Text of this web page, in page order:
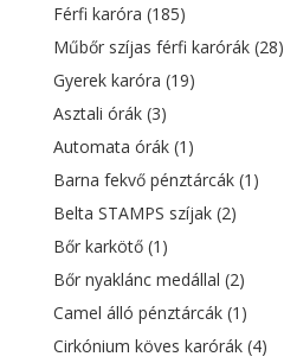
Férfi karóra (185)
Műbőr szíjas férfi karórák (28)
Gyerek karóra (19)
Asztali órák (3)
Automata órák (1)
Barna fekvő pénztárcák (1)
Belta STAMPS szíjak (2)
Bőr karkötő (1)
Bőr nyaklánc medállal (2)
Camel álló pénztárcák (1)
Cirkónium köves karórák (4)